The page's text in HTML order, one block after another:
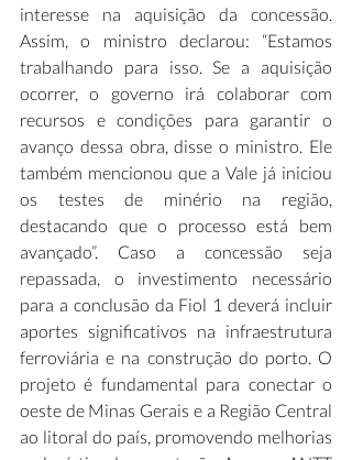
interesse na aquisição da concessão.
Assim, o ministro declarou: “Estamos
trabalhando para isso. Se a aquisição
ocorrer, o governo irá colaborar com
recursos e condições para garantir o
avanço dessa obra, disse o ministro. Ele
também mencionou que a Vale já iniciou
os testes de minério na região,
destacando que o processo está bem
avançado”. Caso a concessão seja
repassada, o investimento necessário
para a conclusão da Fiol 1 deverá incluir
aportes significativos na infraestrutura
ferroviária e na construção do porto. O
projeto é fundamental para conectar o
oeste de Minas Gerais e a Região Central
ao litoral do país, promovendo melhorias